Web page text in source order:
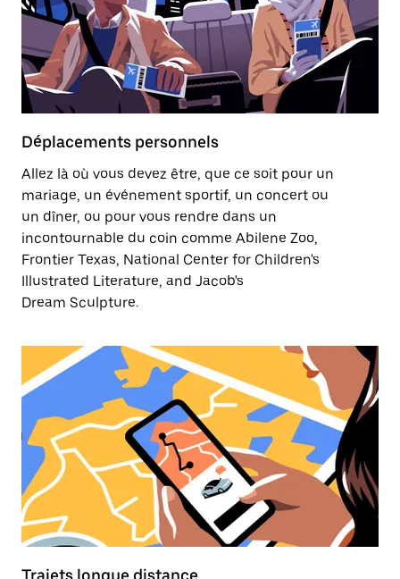
Déplacements personnels
Allez là où vous devez être, que ce soit pour un
mariage, un événement sportif, un concert ou
un dîner, ou pour vous rendre dans un
incontournable du coin comme Abilene Zoo,
Frontier Texas, National Center for Children's
Illustrated Literature, and Jacob's
Dream Sculpture.
Trajets longue distance